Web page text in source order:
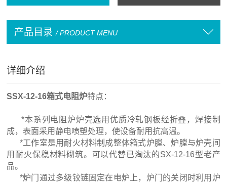
产品目录 / PRODUCT MENU
详细介绍
SSX-12-16箱式电阻炉特点：
*本系列电阻炉炉壳选用优质冷轧钢板经折叠，焊接制
成，表面采用静电喷塑处理，使设备耐用抗高温。
*工作室是用耐火材料制成整体箱式炉膛、炉膛与炉壳间
用耐火保稳材料砌筑。可以代替已淘汰的SX-12-16型老产
品。
*炉门通过多级铰链固定在电炉上，炉门的关闭时利用炉